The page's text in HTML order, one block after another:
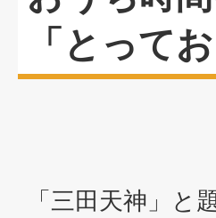
「とって
「三田天神」